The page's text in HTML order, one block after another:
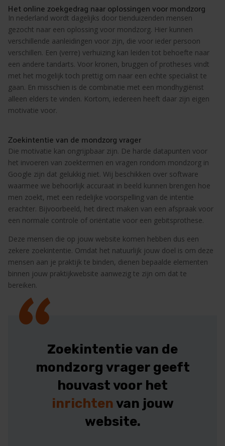
Het online zoekgedrag naar oplossingen voor mondzorg
In nederland wordt dagelijks door tienduizenden mensen
gezocht naar een oplossing voor mondzorg. Hier kunnen
verschillende aanleidingen voor zijn, die voor ieder persoon
verschillen. Een (verre) verhuizing kan leiden tot behoefte naar
een andere tandarts. Voor kronen, bruggen of protheses vindt
met het mogelijk toch prettig om naar een echte specialist te
gaan. En misschien is de combinatie met een mondhygiënist
alleen elders te vinden. Kortom, iedereen heeft daar zijn eigen
motivatie voor.
Zoekintentie van de mondzorg vrager
Die motivatie kan ongrijpbaar zijn. De harde datapunten voor
het invoeren van zoektermen en vragen rondom mondzorg in
Google zijn dat gelukkig niet. Wij beschikken over software
waarmee we behoorlijk accuraat in beeld kunnen brengen hoe
men zoekt, met een redelijke voorspelling van de intentie
erachter. Bijvoorbeeld, het direct maken van een afspraak voor
een normale controle of oriëntatie voor een gebitsprothese.
Deze mensen die op jouw website komen hebben dus een
zekere zoekintentie. Omdat het natuurlijk jouw doel is om deze
mensen aan je praktijk te binden, dienen bepaalde elementen
binnen jouw praktijkwebsite aanwezig te zijn om dat te
bereiken.
“Zoekintentie van de
mondzorg vrager geeft
houvast voor het
inrichtenvan jouw
website.